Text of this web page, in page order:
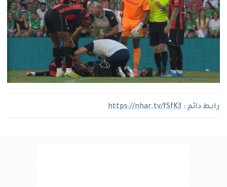
رابط دائم : https://nhar.tv/fSfK3